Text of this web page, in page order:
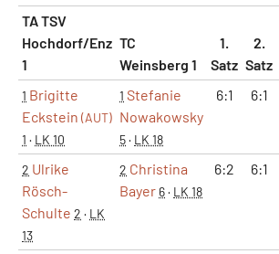
TA TSV
Hochdorf/Enz
1
TC
Weinsberg 1
1.
Satz
2.
Satz
1 Brigitte
Eckstein (AUT)
1 · LK 10
1 Stefanie
Nowakowsky
5· LK 18
6:1 6:1
2 Ulrike
Rösch-
Schulte 2 · LK
13
2 Christina
Bayer 6· LK 18
6:2 6:1